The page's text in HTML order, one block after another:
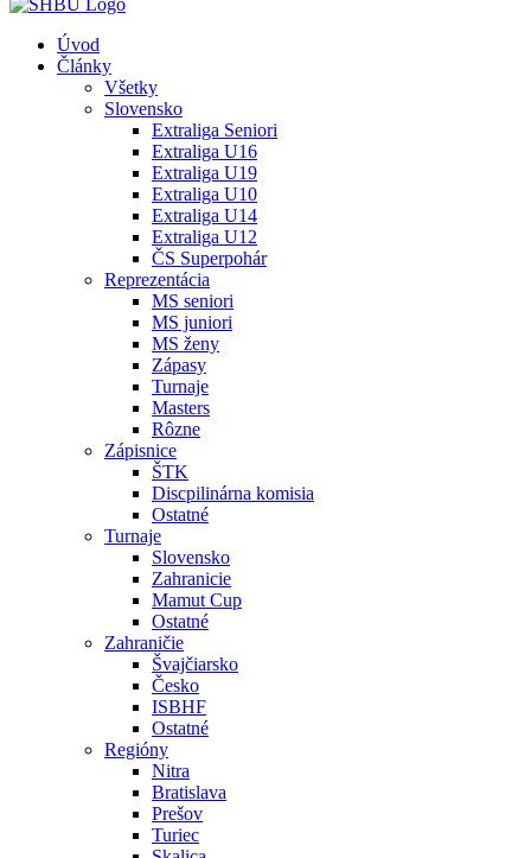
Úvod
Články
Všetky
Slovensko
Extraliga Seniori
Extraliga U16
Extraliga U19
Extraliga U10
Extraliga U14
Extraliga U12
ČS Superpohár
Reprezentácia
MS seniori
MS juniori
MS ženy
Zápasy
Turnaje
Masters
Rôzne
Zápisnice
ŠTK
Discpilinárna komisia
Ostatné
Turnaje
Slovensko
Zahranicie
Mamut Cup
Ostatné
Zahraničie
Švajčiarsko
Česko
ISBHF
Ostatné
Regióny
Nitra
Bratislava
Prešov
Turiec